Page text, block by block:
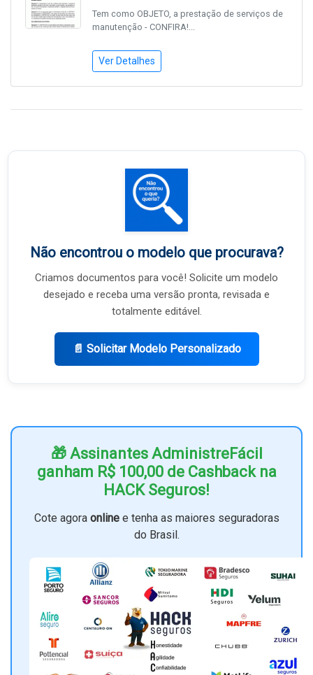
Tem como OBJETO, a prestação de serviços de
manutenção - CONFIRA!...
Ver Detalhes
Não encontrou o modelo que procurava?
Criamos documentos para você! Solicite um modelo
desejado e receba uma versão pronta, revisada e
totalmente editável.
📄 Solicitar Modelo Personalizado
🎁 Assinantes AdministreFácil
ganham R$ 100,00 de Cashback na
HACK Seguros!
Cote agora onlinee tenha as maiores seguradoras
do Brasil.